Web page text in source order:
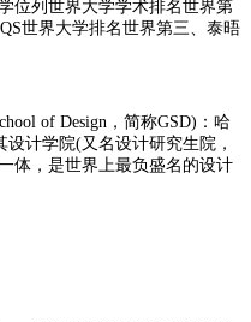
位列世界大学学术排名世界第
世界大学排名世界第三、泰晤
of Design，简称GSD)：哈
计学院(又名设计研究生院，
体，是世界上最负盛名的设计